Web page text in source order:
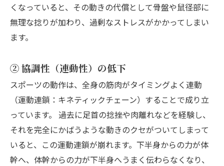
くなっていると、その動きの代償として骨盤や鼠径部に
無理な捻りが加わり、過剰なストレスがかかってしまい
ます。
② 協調性（連動性）の低下
スポーツの動作は、全身の筋肉がタイミングよく連動
（運動連鎖：キネティックチェーン）することで成り立
っています。 過去に足首の捻挫や肉離れなどを経験し、
それを完全にかばうような動きのクセがついてしまって
いると、この運動連鎖が崩れます。下半身からの力が体
幹へ、体幹からの力が下半身へうまく伝わらなくなり、